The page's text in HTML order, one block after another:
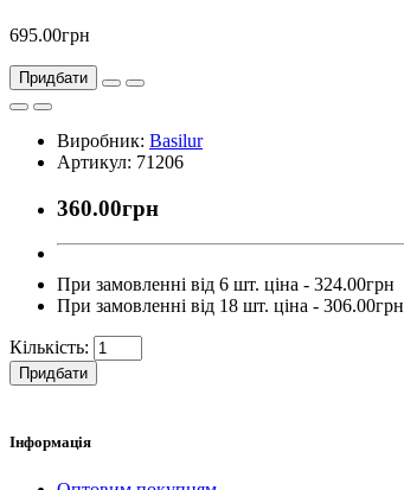
695.00грн
Придбати
Виробник: Basilur
Артикул: 71206
360.00грн
При замовленні від 6 шт. ціна - 324.00грн
При замовленні від 18 шт. ціна - 306.00грн
Кількість:
Придбати
Інформація